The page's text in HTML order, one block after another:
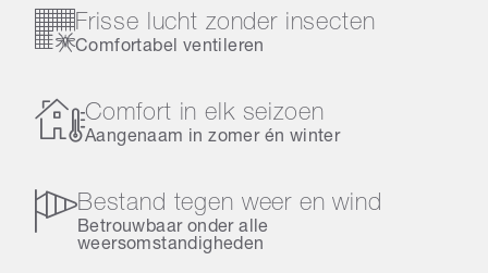
Frisse lucht zonder insecten
Comfortabel ventileren
Comfort in elk seizoen
Aangenaam in zomer én winter
Bestand tegen weer en wind
Betrouwbaar onder alle
weersomstandigheden